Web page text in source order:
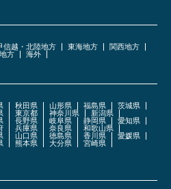
信越・北陸地方 東海地方
関西地方
方 海外
秋田県 山形県 福島県
茨城県
東京都 神奈川県
新潟県
長野県 岐阜県 静岡県
愛知県
兵庫県 奈良県
和歌山県
山口県 徳島県 香川県
愛媛県
熊本県 大分県
宮崎県